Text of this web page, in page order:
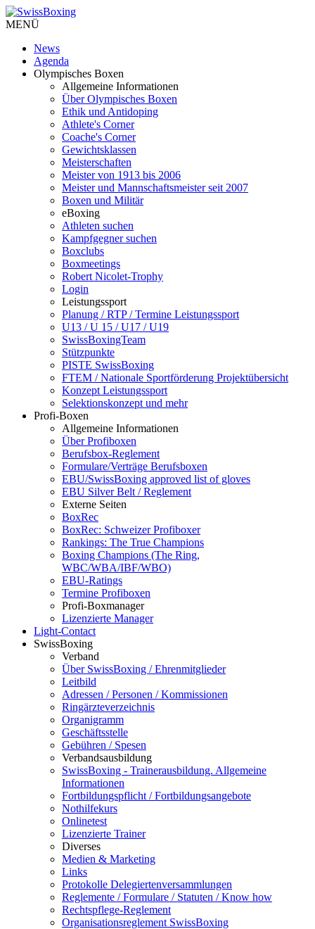
MENÜ
News
Agenda
Olympisches Boxen
Allgemeine Informationen
Über Olympisches Boxen
Ethik und Antidoping
Athlete's Corner
Coache's Corner
Gewichtsklassen
Meisterschaften
Meister von 1913 bis 2006
Meister und Mannschaftsmeister seit 2007
Boxen und Militär
eBoxing
Athleten suchen
Kampfgegner suchen
Boxclubs
Boxmeetings
Robert Nicolet-Trophy
Login
Leistungssport
Planung / RTP / Termine Leistungssport
U13 / U 15 / U17 / U19
SwissBoxingTeam
Stützpunkte
PISTE SwissBoxing
FTEM / Nationale Sportförderung Projektübersicht
Konzept Leistungssport
Selektionskonzept und mehr
Profi-Boxen
Allgemeine Informationen
Über Profiboxen
Berufsbox-Reglement
Formulare/Verträge Berufsboxen
EBU/SwissBoxing approved list of gloves
EBU Silver Belt / Reglement
Externe Seiten
BoxRec
BoxRec: Schweizer Profiboxer
Rankings: The True Champions
Boxing Champions (The Ring,
WBC/WBA/IBF/WBO)
EBU-Ratings
Termine Profiboxen
Profi-Boxmanager
Lizenzierte Manager
Light-Contact
SwissBoxing
Verband
Über SwissBoxing / Ehrenmitglieder
Leitbild
Adressen / Personen / Kommissionen
Ringärzteverzeichnis
Organigramm
Geschäftsstelle
Gebühren / Spesen
Verbandsausbildung
SwissBoxing - Trainerausbildung. Allgemeine
Informationen
Fortbildungspflicht / Fortbildungsangebote
Nothilfekurs
Onlinetest
Lizenzierte Trainer
Diverses
Medien & Marketing
Links
Protokolle Delegiertenversammlungen
Reglemente / Formulare / Statuten / Know how
Rechtspflege-Reglement
Organisationsreglement SwissBoxing